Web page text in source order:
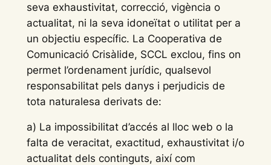
seva exhaustivitat, correcció, vigència o
actualitat, ni la seva idoneïtat o utilitat per a
un objectiu específic. La Cooperativa de
Comunicació Crisàlide, SCCL exclou, fins on
permet l’ordenament jurídic, qualsevol
responsabilitat pels danys i perjudicis de
tota naturalesa derivats de:
a) La impossibilitat d’accés al lloc web o la
falta de veracitat, exactitud, exhaustivitat i/o
actualitat dels continguts, així com